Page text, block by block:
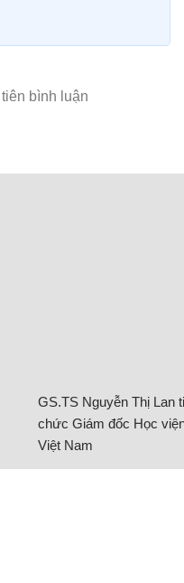
GS.TS Nguyễn Thị Lan
chức Giám đốc Học
Việt Nam